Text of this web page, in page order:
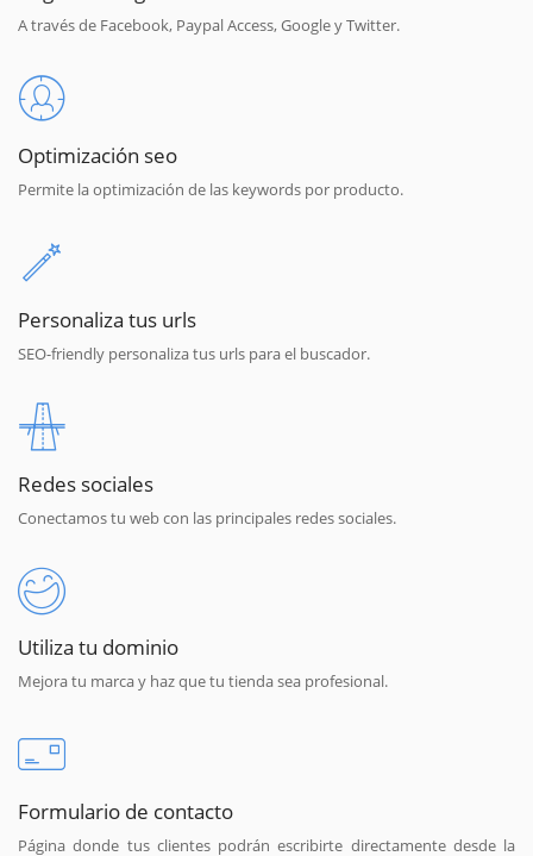
A través de Facebook, Paypal Access, Google y Twitter.
Optimización seo
Permite la optimización de las keywords por producto.
Personaliza tus urls
SEO-friendly personaliza tus urls para el buscador.
Redes sociales
Conectamos tu web con las principales redes sociales.
Utiliza tu dominio
Mejora tu marca y haz que tu tienda sea profesional.
Formulario de contacto
Página donde tus clientes podrán escribirte directamente desde la